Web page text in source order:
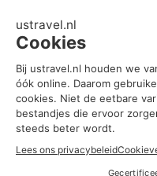
Inschrijven Amerika
camper deals
Vroegboekkorting camper
USA
Reisvoorstel Camperreis